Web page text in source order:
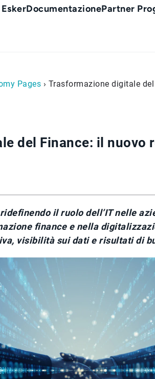
DocumentazionePartner
Pages › Trasformazione digitale
del Finance: il nuovo
il ruolo dell’IT nelle
finance e nella
visibilità sui dati e risultati di